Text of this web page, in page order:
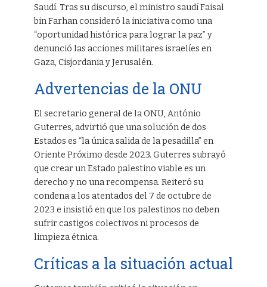
Saudí. Tras su discurso, el ministro saudí Faisal
bin Farhan consideró la iniciativa como una
“oportunidad histórica para lograr la paz” y
denunció las acciones militares israelíes en
Gaza, Cisjordania y Jerusalén.
Advertencias de la ONU
El secretario general de la ONU, António
Guterres, advirtió que una solución de dos
Estados es “la única salida de la pesadilla” en
Oriente Próximo desde 2023. Guterres subrayó
que crear un Estado palestino viable es un
derecho y no una recompensa. Reiteró su
condena a los atentados del 7 de octubre de
2023 e insistió en que los palestinos no deben
sufrir castigos colectivos ni procesos de
limpieza étnica.
Críticas a la situación actual